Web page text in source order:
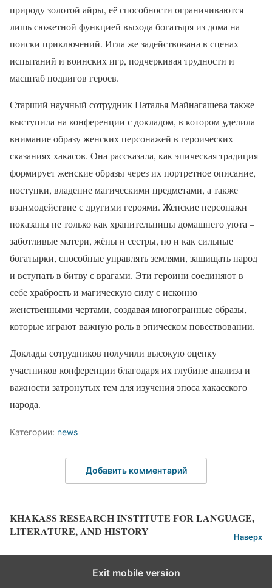
природу золотой айры, её способности ограничиваются
лишь сюжетной функцией выхода богатыря из дома на
поиски приключений. Игла же задействована в сценах
испытаний и воинских игр, подчеркивая трудности и
масштаб подвигов героев.
Старший научный сотрудник Наталья Майнагашева также
выступила на конференции с докладом, в котором уделила
внимание образу женских персонажей в героических
сказаниях хакасов. Она рассказала, как эпическая традиция
формирует женские образы через их портретное описание,
поступки, владение магическими предметами, а также
взаимодействие с другими героями. Женские персонажи
показаны не только как хранительницы домашнего уюта –
заботливые матери, жёны и сестры, но и как сильные
богатырки, способные управлять землями, защищать народ
и вступать в битву с врагами. Эти героини соединяют в
себе храбрость и магическую силу с исконно
женственными чертами, создавая многогранные образы,
которые играют важную роль в эпическом повествовании.
Доклады сотрудников получили высокую оценку
участников конференции благодаря их глубине анализа и
важности затронутых тем для изучения эпоса хакасского
народа.
Категории: news
Добавить комментарий
KHAKASS RESEARCH INSTITUTE FOR LANGUAGE,
LITERATURE, AND HISTORY
Наверх
Exit mobile version